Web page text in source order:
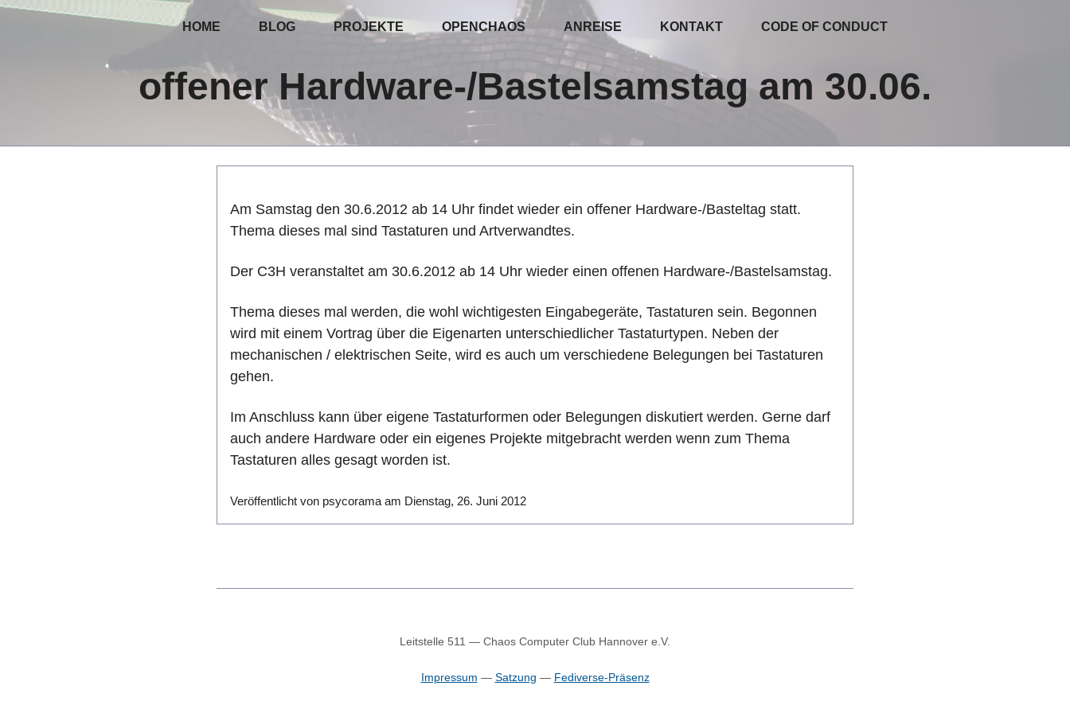
HOME BLOG PROJEKTE OPENCHAOS ANREISE KONTAKT CODE OF CONDUCT
offener Hardware-/Bastelsamstag am 30.06.
Am Samstag den 30.6.2012 ab 14 Uhr findet wieder ein offener Hardware-/Basteltag statt.
Thema dieses mal sind Tastaturen und Artverwandtes.
Der C3H veranstaltet am 30.6.2012 ab 14 Uhr wieder einen offenen Hardware-/Bastelsamstag.
Thema dieses mal werden, die wohl wichtigesten Eingabegeräte, Tastaturen sein. Begonnen
wird mit einem Vortrag über die Eigenarten unterschiedlicher Tastaturtypen. Neben der
mechanischen / elektrischen Seite, wird es auch um verschiedene Belegungen bei Tastaturen
gehen.
Im Anschluss kann über eigene Tastaturformen oder Belegungen diskutiert werden. Gerne darf
auch andere Hardware oder ein eigenes Projekte mitgebracht werden wenn zum Thema
Tastaturen alles gesagt worden ist.
Veröffentlicht von psycorama am Dienstag, 26. Juni 2012
Leitstelle 511 — Chaos Computer Club Hannover e.V.
Impressum — Satzung — Fediverse-Präsenz